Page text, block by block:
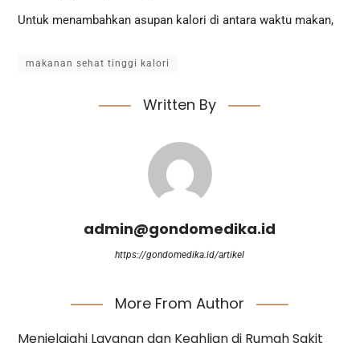
Untuk menambahkan asupan kalori di antara waktu makan,
makanan sehat tinggi kalori
Written By
admin@gondomedika.id
https://gondomedika.id/artikel
More From Author
Menjelajahi Layanan dan Keahlian di Rumah Sakit